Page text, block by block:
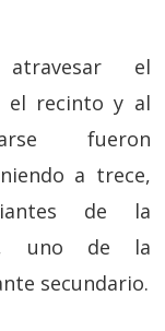
el
el recinto y al
fueron
a trece,
de la
uno de la
secundario.